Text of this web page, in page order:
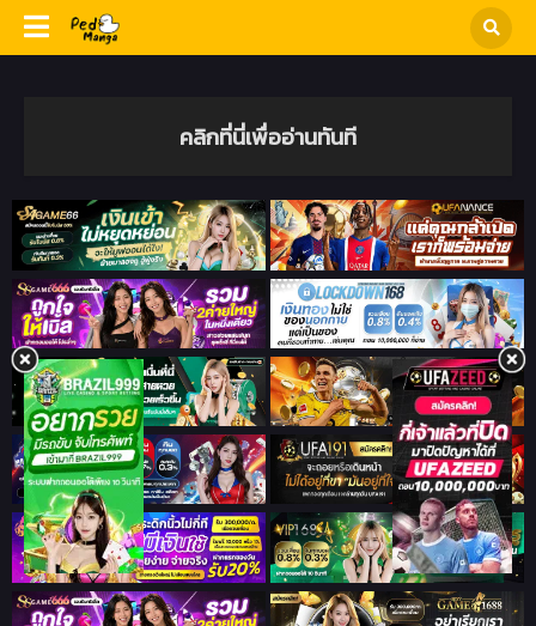
คลิกที่นี่เพื่ออ่านทันที